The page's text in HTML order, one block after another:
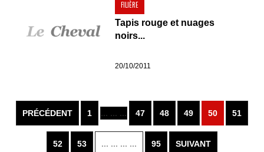
FILIÈRE
Tapis rouge et nuages
noirs...
20/10/2011
PRÉCÉDENT 1 ... ... ... 47 48 49 50 51
52 53 ... ... ... ... 95 SUIVANT